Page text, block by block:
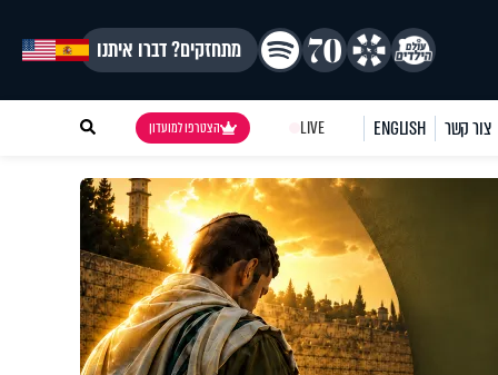
מתחזקים? דברו איתנו
צור קשר ENGLISH
LIVE הצטרפו למועדון